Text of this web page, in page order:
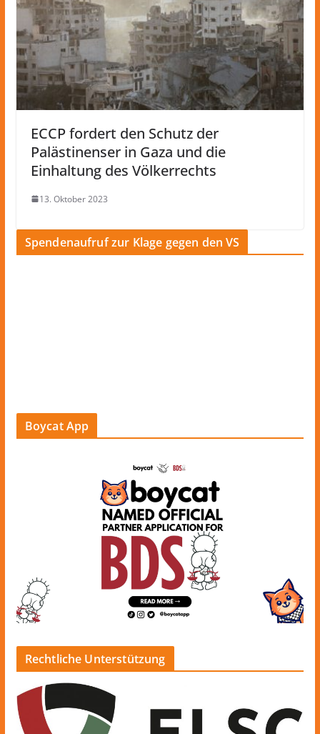
ECCP fordert den Schutz der
Palästinenser in Gaza und die
Einhaltung des Völkerrechts
13. Oktober 2023
Spendenaufruf zur Klage gegen den VS
Boycat App
Rechtliche Unterstützung